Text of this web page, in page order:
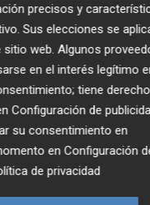
precisos y
Sus elecciones se
web. Algunos
en el interés legítimo
tiene
Configuración de
su consentimiento en
enConfiguración
de privacidad